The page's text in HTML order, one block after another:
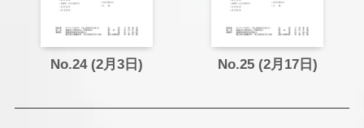
No.24 (2月3日) No.25 (2月17日)